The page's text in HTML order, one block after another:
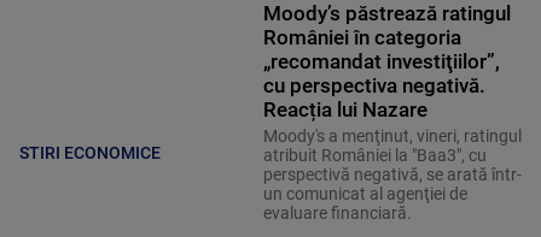
STIRI ECONOMICE
Moody’s păstrează ratingul
României în categoria
„recomandat investiţiilor”,
cu perspectiva negativă.
Reacția lui Nazare
Moody's a menţinut, vineri, ratingul
atribuit României la "Baa3", cu
perspectivă negativă, se arată într-
un comunicat al agenţiei de
evaluare financiară.